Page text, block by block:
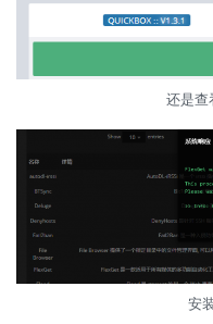
还是查
安